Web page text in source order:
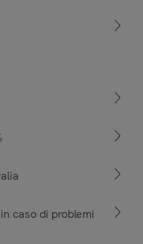
caso di problemi